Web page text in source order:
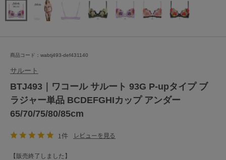
商品コード：wabtj493-def431140
サルート
BTJ493｜ワコール サルート 93G P-upタイプ ブ
ラジャー単品 BCDEFGHIカップ アンダー
65/70/75/80/85cm
1件 レビューを見る
【販売終了しました】